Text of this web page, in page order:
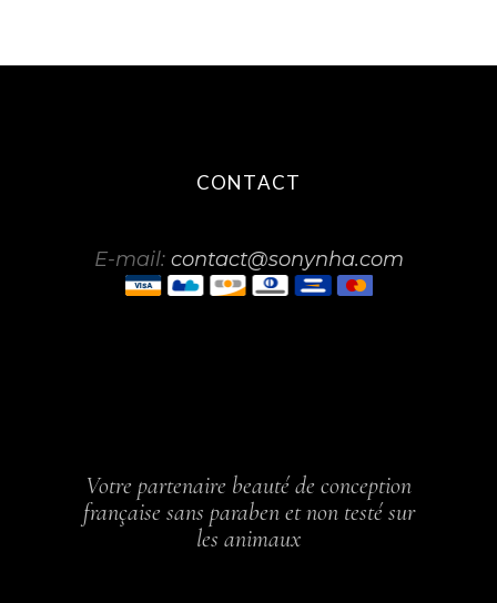
CONTACT
E-mail: contact@sonynha.com
Votre partenaire beauté de conception
française sans paraben et non testé sur
les animaux